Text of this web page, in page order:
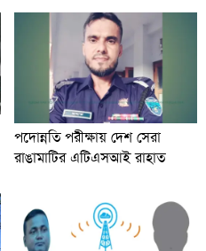
পদোন্নতি পরীক্ষায় দেশ সেরা
রাঙামাটির এটিএসআই রাহাত